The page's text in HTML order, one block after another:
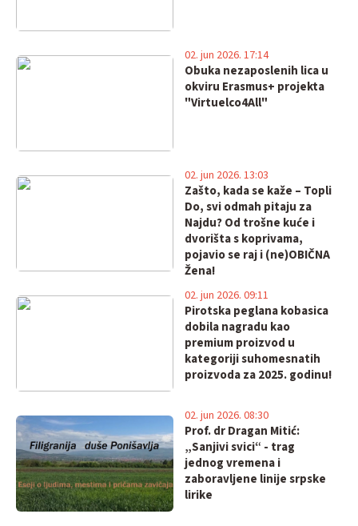
Obuka nezaposlenih lica u
okviru Erasmus+ projekta
"Virtuelco4All"
02. jun 2026. 17:14
Zašto, kada se kaže – Topli
Do, svi odmah pitaju za
Najdu? Od trošne kuće i
dvorišta s koprivama,
pojavio se raj i (ne)OBIČNA
Žena!
02. jun 2026. 13:03
Pirotska peglana kobasica
dobila nagradu kao
premium proizvod u
kategoriji suhomesnatih
proizvoda za 2025. godinu!
02. jun 2026. 09:11
Prof. dr Dragan Mitić:
„Sanjivi svici“ - trag
jednog vremena i
zaboravljene linije srpske
lirike
02. jun 2026. 08:30